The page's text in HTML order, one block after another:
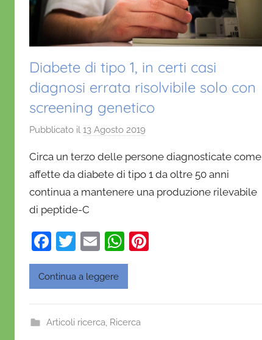
Diabete di tipo 1, in certi casi
diagnosi errata risolvibile solo con
screening genetico
Pubblicato il 13 Agosto 2019
D
a
n
l
Circa un terzo delle persone diagnosticate come
affette da diabete di tipo 1 da oltre 50 anni
continua a mantenere una produzione rilevabile
di peptide-C
F
a
c
b
T
w
itt
E
m
ai
W
h
A
Continua a leggere
Articoli ricerca, Ricerca